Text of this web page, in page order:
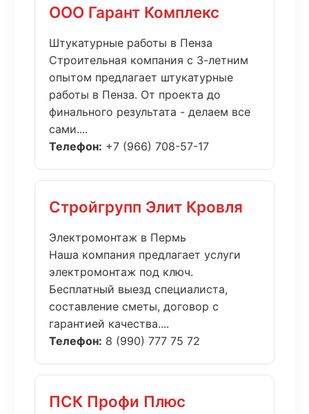
ООО Гарант Комплекс
Штукатурные работы в Пенза
Строительная компания с 3-летним
опытом предлагает штукатурные
работы в Пенза. От проекта до
финального результата - делаем все
сами....
Телефон: +7 (966) 708-57-17
Стройгрупп Элит Кровля
Электромонтаж в Пермь
Наша компания предлагает услуги
электромонтаж под ключ.
Бесплатный выезд специалиста,
составление сметы, договор с
гарантией качества....
Телефон: 8 (990) 777 75 72
ПСК Профи Плюс